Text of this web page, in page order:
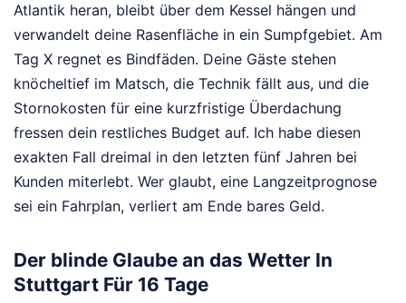
Atlantik heran, bleibt über dem Kessel hängen und
verwandelt deine Rasenfläche in ein Sumpfgebiet. Am
Tag X regnet es Bindfäden. Deine Gäste stehen
knöcheltief im Matsch, die Technik fällt aus, und die
Stornokosten für eine kurzfristige Überdachung
fressen dein restliches Budget auf. Ich habe diesen
exakten Fall dreimal in den letzten fünf Jahren bei
Kunden miterlebt. Wer glaubt, eine Langzeitprognose
sei ein Fahrplan, verliert am Ende bares Geld.
Der blinde Glaube an das Wetter In
Stuttgart Für 16 Tage